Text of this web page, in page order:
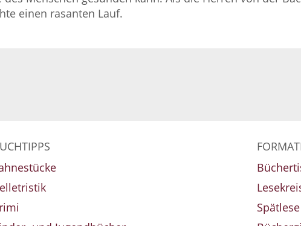
einen rasanten Lauf.
Spätlese